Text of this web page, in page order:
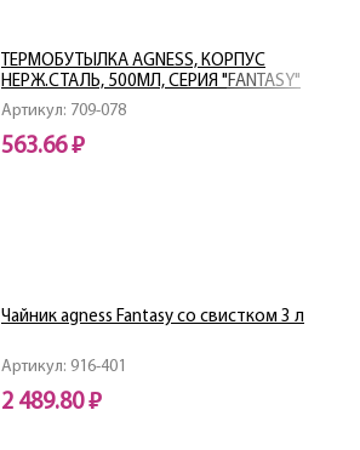
Артикул: 709-078
ТЕРМОБУТЫЛКА AGNESS, КОРПУС
НЕРЖ.СТАЛЬ, 500МЛ, СЕРИЯ "FANTASY"
563.66 ₽
Артикул: 916-401
Чайник agness Fantasy со свистком 3 л
2 489.80 ₽